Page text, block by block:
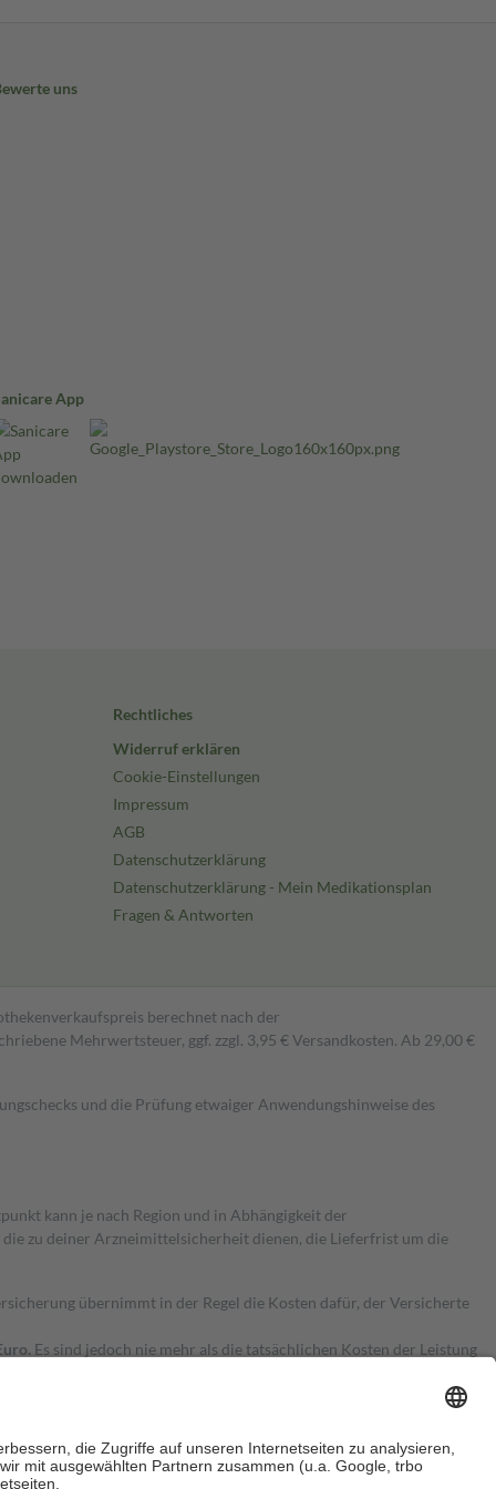
uns
App
Rechtliches
Widerruf erklären
Cookie-Einstellungen
Impressum
AGB
Datenschutzerklärung
Datenschutzerklärung - Mein Medikationsplan
Fragen & Antworten
berechnet nach der
Mehrwertsteuer, ggf. zzgl. 3,95 € Versandkosten. Ab 29,00 €
und die Prüfung etwaiger Anwendungshinweise des
kann je nach Region und in Abhängigkeit der
zu deiner Arzneimittelsicherheit dienen, die Lieferfrist um die
übernimmt in der Regel die Kosten dafür, der Versicherte
Es sind jedoch nie mehr als die tatsächlichen Kosten der Leistung
Zuzahlungen an bei: